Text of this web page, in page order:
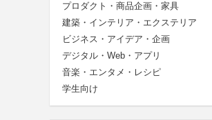
プロダクト・商品企画・家具
建築・インテリア・エクステリア
ビジネス・アイデア・企画
デジタル・Web・アプリ
音楽・エンタメ・レシピ
学生向け